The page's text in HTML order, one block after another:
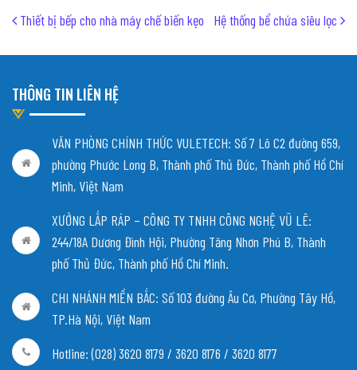
Post navigation
Thiết bị bếp cho nhà máy chế biến kẹo Hệ thống bể chứa siêu lọc
THÔNG TIN LIÊN HỆ
VĂN PHÒNG CHÍNH THỨC VULETECH: Số 7 Lô C2 đường 659,
phường Phước Long B, Thành phố Thủ Đức, Thành phố Hồ Chí
Minh, Việt Nam
XƯỞNG LẮP RÁP – CÔNG TY TNHH CÔNG NGHỆ VŨ LÊ:
244/18A Dương Đình Hội, Phường Tăng Nhơn Phú B, Thành
phố Thủ Đức, Thành phố Hồ Chí Minh.
CHI NHÁNH MIỀN BẮC: Số 103 đường Âu Cơ, Phường Tây Hồ,
TP.Hà Nội, Việt Nam
Hotline: (028) 3620 8179 / 3620 8176 / 3620 8177